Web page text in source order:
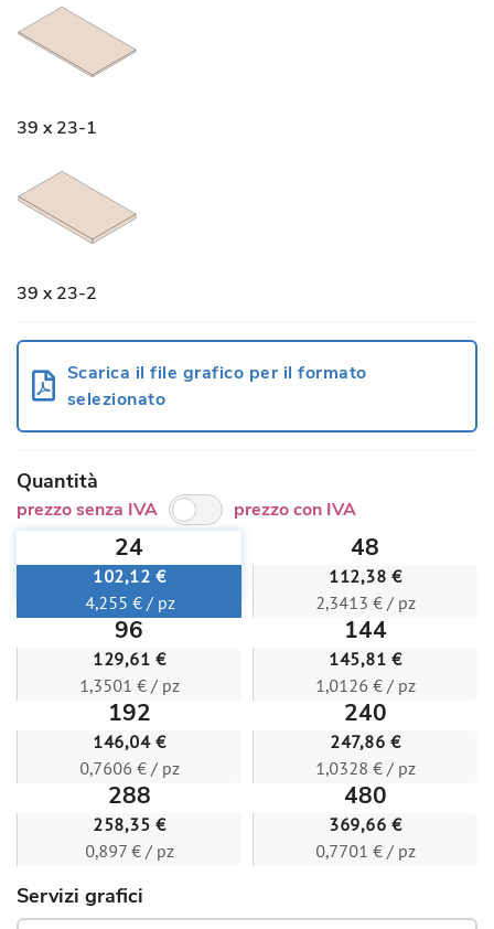
39 x 23-1
39 x 23-2
Scarica il file grafico per il formato
selezionato
Quantità
prezzo senza IVA prezzo con IVA
24
102,12 €
4,255 € / pz
48
112,38 €
2,3413 € / pz
96
129,61 €
1,3501 € / pz
144
145,81 €
1,0126 € / pz
192
146,04 €
0,7606 € / pz
240
247,86 €
1,0328 € / pz
288
258,35 €
0,897 € / pz
480
369,66 €
0,7701 € / pz
Servizi grafici